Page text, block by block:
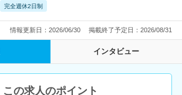
完全週休2日制
情報更新日：2026/06/30 掲載終了予定日：2026/08/31
インタビュー
この求人のポイント